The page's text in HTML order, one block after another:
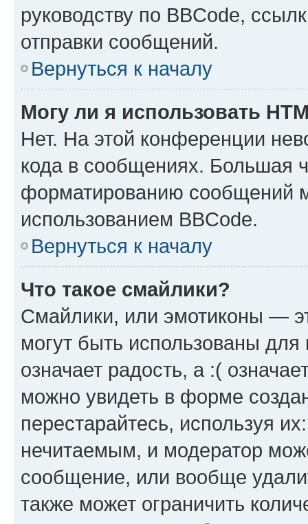
руководству по BBCode,
отправки сообщений.
Вернуться к началу
Могу ли я использовать
Нет. На этой конференции
кода в сообщениях. Большая
форматированию сообщений
использованием BBCode.
Вернуться к началу
Что такое смайлики?
Смайлики, или эмотиконы —
могут быть использованы
означает радость, а :(
можно увидеть в форме
перестарайтесь, используя
нечитаемым, и модератор
сообщение, или вообще
также может ограничить